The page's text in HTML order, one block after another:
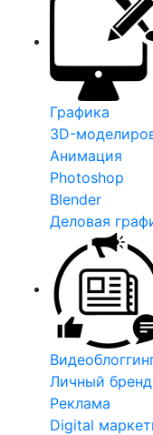
Графика
3D-
Анимация
Photoshop
Blender
Деловая
Личный бренд
Реклама
Digital